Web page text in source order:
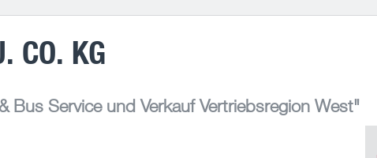
CO. KG
Bus Service und Verkauf Vertriebsregion West"